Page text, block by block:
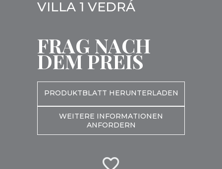
VILLA 1 VEDRÁ
FRAG NACH
DEM PREIS
PRODUKTBLATT HERUNTERLADEN
WEITERE INFORMATIONEN
ANFORDERN